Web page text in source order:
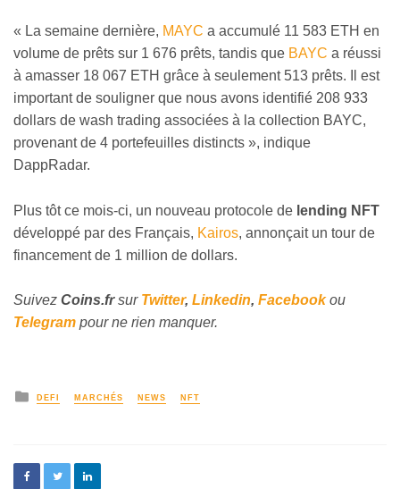
« La semaine dernière, MAYC a accumulé 11 583 ETH en
volume de prêts sur 1 676 prêts, tandis que BAYC a réussi
à amasser 18 067 ETH grâce à seulement 513 prêts. Il est
important de souligner que nous avons identifié 208 933
dollars de wash trading associées à la collection BAYC,
provenant de 4 portefeuilles distincts », indique
DappRadar.
Plus tôt ce mois-ci, un nouveau protocole de lending NFT
développé par des Français, Kairos, annonçait un tour de
financement de 1 million de dollars.
Suivez Coins.frsur Twitter, Linkedin, Facebookou
Telegram pour ne rien manquer.
DEFI MARCHÉS NEWS NFT